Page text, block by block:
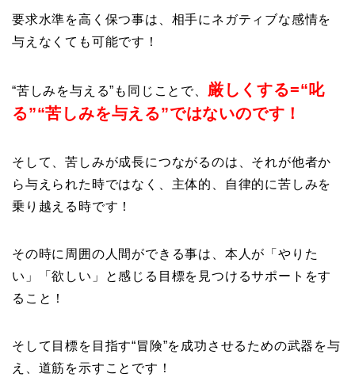
要求水準を高く保つ事は、相手にネガティブな感情を
与えなくても可能です！
“苦しみを与える”も同じことで、 厳しくする=“叱
る”“苦しみを与える”ではないのです！
そして、苦しみが成長につながるのは、それが他者か
ら与えられた時ではなく、主体的、自律的に苦しみを
乗り越える時です！
その時に周囲の人間ができる事は、本人が「やりた
い」「欲しい」と感じる目標を見つけるサポートをす
ること！
そして目標を目指す“冒険”を成功させるための武器を与
え、道筋を示すことです！